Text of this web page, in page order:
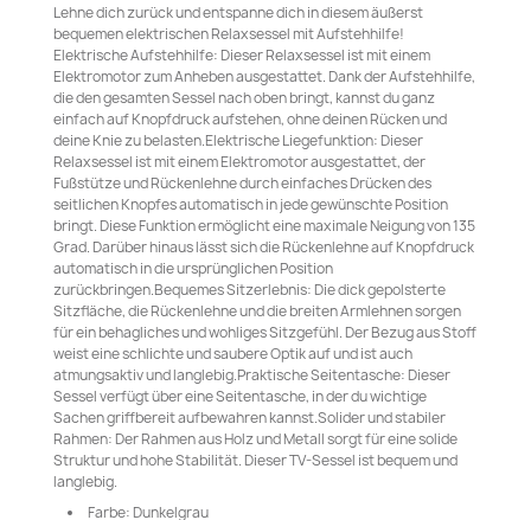
Lehne dich zurück und entspanne dich in diesem äußerst
bequemen elektrischen Relaxsessel mit Aufstehhilfe!
Elektrische Aufstehhilfe: Dieser Relaxsessel ist mit einem
Elektromotor zum Anheben ausgestattet. Dank der Aufstehhilfe,
die den gesamten Sessel nach oben bringt, kannst du ganz
einfach auf Knopfdruck aufstehen, ohne deinen Rücken und
deine Knie zu belasten.Elektrische Liegefunktion: Dieser
Relaxsessel ist mit einem Elektromotor ausgestattet, der
Fußstütze und Rückenlehne durch einfaches Drücken des
seitlichen Knopfes automatisch in jede gewünschte Position
bringt. Diese Funktion ermöglicht eine maximale Neigung von 135
Grad. Darüber hinaus lässt sich die Rückenlehne auf Knopfdruck
automatisch in die ursprünglichen Position
zurückbringen.Bequemes Sitzerlebnis: Die dick gepolsterte
Sitzfläche, die Rückenlehne und die breiten Armlehnen sorgen
für ein behagliches und wohliges Sitzgefühl. Der Bezug aus Stoff
weist eine schlichte und saubere Optik auf und ist auch
atmungsaktiv und langlebig.Praktische Seitentasche: Dieser
Sessel verfügt über eine Seitentasche, in der du wichtige
Sachen griffbereit aufbewahren kannst.Solider und stabiler
Rahmen: Der Rahmen aus Holz und Metall sorgt für eine solide
Struktur und hohe Stabilität. Dieser TV-Sessel ist bequem und
langlebig.
Farbe: Dunkelgrau